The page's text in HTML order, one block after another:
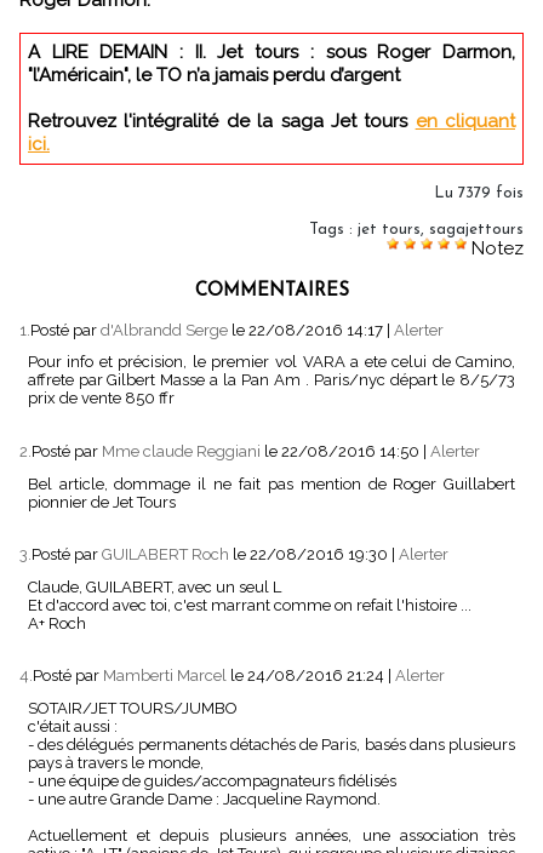
A LIRE DEMAIN : II. Jet tours : sous Roger Darmon,
"l’Américain", le TO n’a jamais perdu d’argent
Retrouvez l'intégralité de la saga Jet tours en cliquant
ici.
Lu 7379 fois
Tags : jet tours, sagajettours
Notez
COMMENTAIRES
1. Posté par d'Albrandd Serge le 22/08/2016 14:17 | Alerter
Pour info et précision, le premier vol VARA a ete celui de Camino,
affrete par Gilbert Masse a la Pan Am . Paris/nyc départ le 8/5/73
prix de vente 850 ffr
2. Posté par Mme claude Reggiani le 22/08/2016 14:50
Alerter
Bel article, dommage il ne fait pas mention de Roger Guillabert
pionnier de Jet Tours
3.Posté par GUILABERT Roch le 22/08/2016 19:30
Alerter
Claude, GUILABERT, avec un seul L
Et d'accord avec toi, c'est marrant comme on refait l'histoire ...
A+ Roch
4.Posté par Mamberti Marcel le 24/08/2016 21:24
Alerter
SOTAIR/JET TOURS/JUMBO
c'était aussi :
- des délégués permanents détachés de Paris, basés dans plusieurs
pays à travers le monde,
- une équipe de guides/accompagnateurs fidélisés
- une autre Grande Dame : Jacqueline Raymond.
Actuellement et depuis plusieurs années, une association très